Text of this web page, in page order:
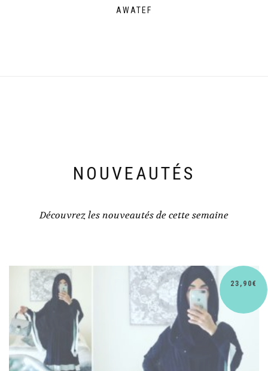
AWATEF
NOUVEAUTÉS
Découvrez les nouveautés de cette semaine
23,90€